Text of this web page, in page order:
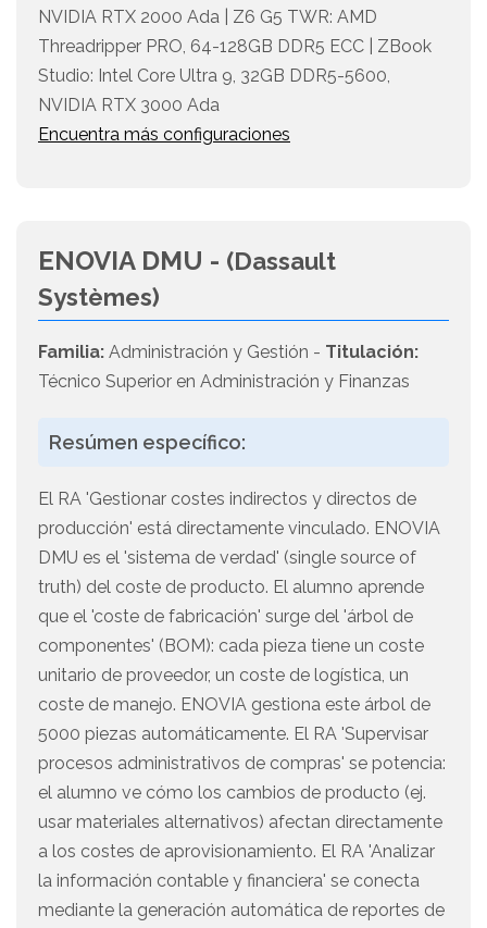
NVIDIA RTX 2000 Ada | Z6 G5 TWR: AMD
Threadripper PRO, 64-128GB DDR5 ECC | ZBook
Studio: Intel Core Ultra 9, 32GB DDR5-5600,
NVIDIA RTX 3000 Ada
Encuentra más configuraciones
ENOVIA DMU - (Dassault
Systèmes)
Familia: Administración y Gestión - Titulación:
Técnico Superior en Administración y Finanzas
Resúmen específico:
El RA 'Gestionar costes indirectos y directos de
producción' está directamente vinculado. ENOVIA
DMU es el 'sistema de verdad' (single source of
truth) del coste de producto. El alumno aprende
que el 'coste de fabricación' surge del 'árbol de
componentes' (BOM): cada pieza tiene un coste
unitario de proveedor, un coste de logística, un
coste de manejo. ENOVIA gestiona este árbol de
5000 piezas automáticamente. El RA 'Supervisar
procesos administrativos de compras' se potencia:
el alumno ve cómo los cambios de producto (ej.
usar materiales alternativos) afectan directamente
a los costes de aprovisionamiento. El RA 'Analizar
la información contable y financiera' se conecta
mediante la generación automática de reportes de